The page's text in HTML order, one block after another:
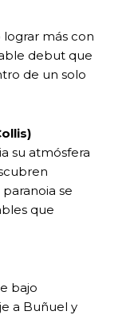
más con
debut que
de un solo
su atmósfera
se
que
bajo
a Buñuel y